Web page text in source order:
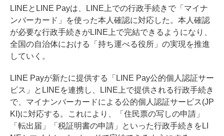
LINEとLINE Payは、LINE上での行政手続きで「マイナ
ンバーカード」を使った本人確認に対応した。本人確認
が必要な行政手続きがLINE上で完結できるようになり、
全国の自治体における「持ち運べる役所」の実現を推進
していく。
LINE Payが新たに提供する「LINE Pay公的個人認証サー
ビス」とLINEを連携し、LINE上で提供される行政手続き
で、マイナンバーカードによる公的個人認証サービス(JP
KI)に対応する。これにより、「住民票の写しの申請」
「転出届」「税証明書の申請」といった行政手続きをLI